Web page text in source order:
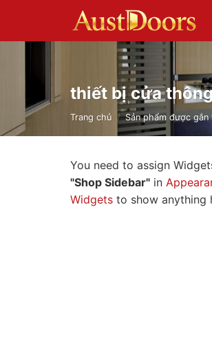
nội
thiết bị cửa
Trang chủ / Sản phẩm được gắn
You need to assign
"Shop Sidebar" in
Widgets to show anything